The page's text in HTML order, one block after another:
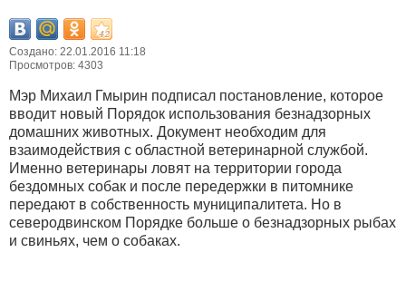
Создано: 22.01.2016 11:18
Просмотров: 4303
Мэр Михаил Гмырин подписал постановление, которое
вводит новый Порядок использования безнадзорных
домашних животных. Документ необходим для
взаимодействия с областной ветеринарной службой.
Именно ветеринары ловят на территории города
бездомных собак и после передержки в питомнике
передают в собственность муниципалитета. Но в
северодвинском Порядке больше о безнадзорных рыбах
и свиньях, чем о собаках.